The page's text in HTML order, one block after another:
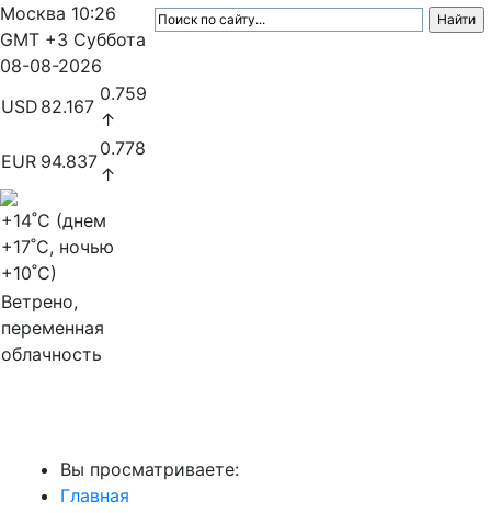
Москва 10:26
GMT +3 Суббота
08-08-2026
USD 82.167
0.759
↑
EUR 94.837
0.778
↑
+14˚C (днем
+17˚C, ночью
+10˚C)
Ветрено,
переменная
облачность
Вы просматриваете:
Главная